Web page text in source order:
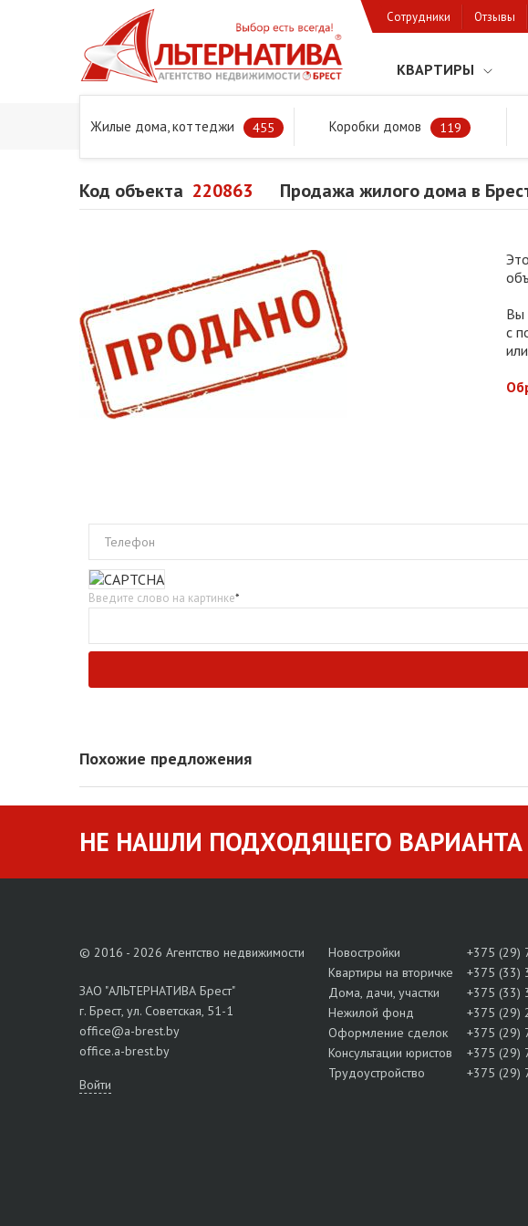
Сотрудники Отзывы
КВАРТИРЫ
Жилые дома, коттеджи 455 Коробки домов 119
Главная Предложения Дома в Бресте и Брестском районе Продажа
Код объекта 220863 Продажа жилого дома в
Вы
с
Телефон
Введите слово на картинке*
Похожие предложения
НЕ НАШЛИ ПОДХОДЯЩЕГО ВАРИАНТА
© 2016 - 2026 Агентство недвижимости
ЗАО "АЛЬТЕРНАТИВА Брест"
г. Брест, ул. Советская, 51-1
office@a-brest.by
office.a-brest.by
Войти
Новостройки
+375 (29)
Квартиры на вторичке
+375 (33)
Дома, дачи, участки
+375 (33)
Нежилой фонд
+375 (29)
Оформление сделок
+375 (29)
Консультации юристов
+375 (29)
Трудоустройство
+375 (29)